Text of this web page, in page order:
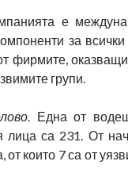
е
за
фирмите,
групи.
. Една от
са 231. От
които 7 са от